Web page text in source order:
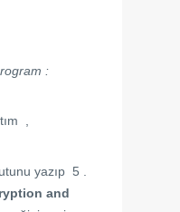
:
,
yazıp 5 .
and